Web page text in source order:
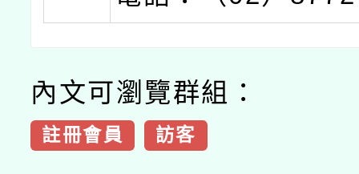
內文可瀏覽群組：
註冊會員 訪客